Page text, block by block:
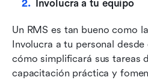
Involucra a tu equipo
Un RMS es tan bueno como
Involucra a tu personal
cómo simplificará sus tareas
capacitación práctica y